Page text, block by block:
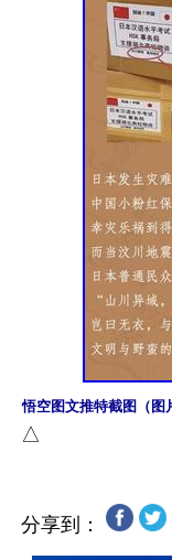
悟空图文推特截图（图
分享到：